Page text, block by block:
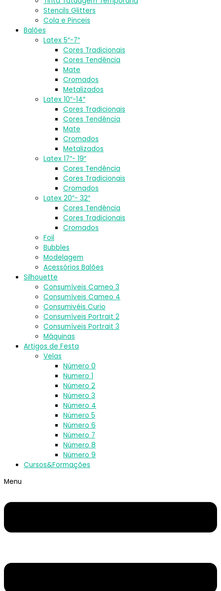
Stencils Glitters
Cola e Pinceis
Balões
Latex 5″-7″
Cores Tradicionais
Cores Tendência
Mate
Cromados
Metalizados
Latex 10″-14″
Cores Tradicionais
Cores Tendência
Mate
Cromados
Metalizados
Latex 17″- 19″
Cores Tendência
Cores Tradicionais
Cromados
Latex 20″- 32″
Cores Tendência
Cores Tradicionais
Cromados
Foil
Bubbles
Modelagem
Acessórios Balões
Silhouette
Consumíveis Cameo 3
Consumíveis Cameo 4
Consumivéis Curio
Consumíveis Portrait 2
Consumíveis Portrait 3
Máquinas
Artigos de Festa
Velas
Número 0
Numero 1
Número 2
Número 3
Número 4
Número 5
Número 6
Número 7
Número 8
Número 9
Cursos&Formações
Menu